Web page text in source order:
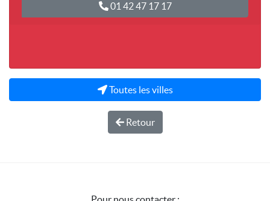
01 42 47 17 17
Toutes les villes
Retour